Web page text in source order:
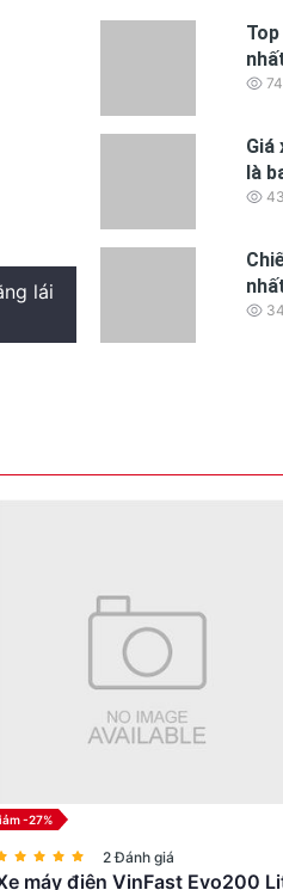
lái
Giá
là
-27%
2 Đánh giá
máy điện VinFast Evo200